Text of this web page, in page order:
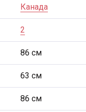
Канада
2
86 см
63 см
86 см